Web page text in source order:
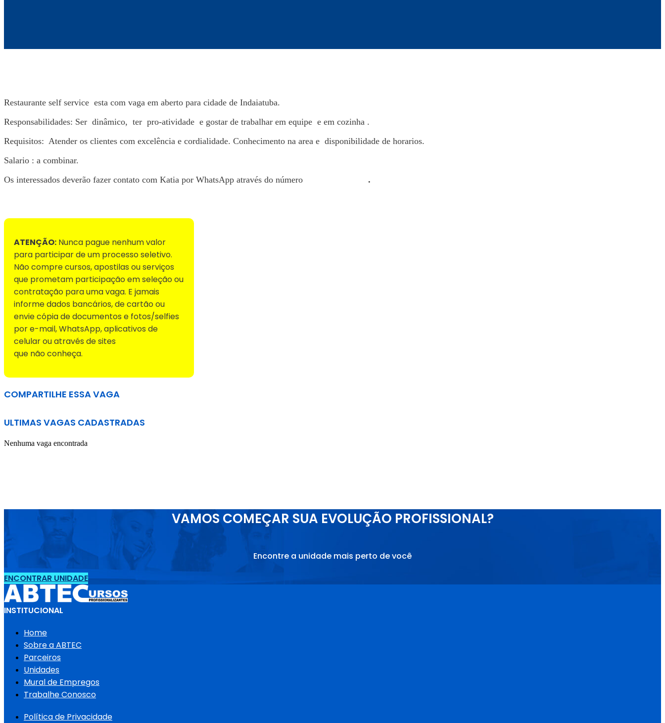
Restaurante self service esta com vaga em aberto para cidade de Indaiatuba.
Responsabilidades: Ser dinâmico, ter pro-atividade e gostar de trabalhar em equipe e em cozinha .
Requisitos: Atender os clientes com excelência e cordialidade. Conhecimento na area e disponibilidade de horarios.
Salario : a combinar.
Os interessados deverão fazer contato com Katia por WhatsApp através do número
.
ATENÇÃO: Nunca pague nenhum valor
para participar de um processo seletivo.
Não compre cursos, apostilas ou serviços
que prometam participação em seleção ou
contratação para uma vaga. E jamais
informe dados bancários, de cartão ou
envie cópia de documentos e fotos/selfies
por e-mail, WhatsApp, aplicativos de
celular ou através de sites
que não conheça.
COMPARTILHE ESSA VAGA
ULTIMAS VAGAS CADASTRADAS
Nenhuma vaga encontrada
VAMOS COMEÇAR SUA EVOLUÇÃO PROFISSIONAL?
Encontre a unidade mais perto de você
ENCONTRAR UNIDADE
INSTITUCIONAL
Home
Sobre a ABTEC
Parceiros
Unidades
Mural de Empregos
Trabalhe Conosco
Política de Privacidade